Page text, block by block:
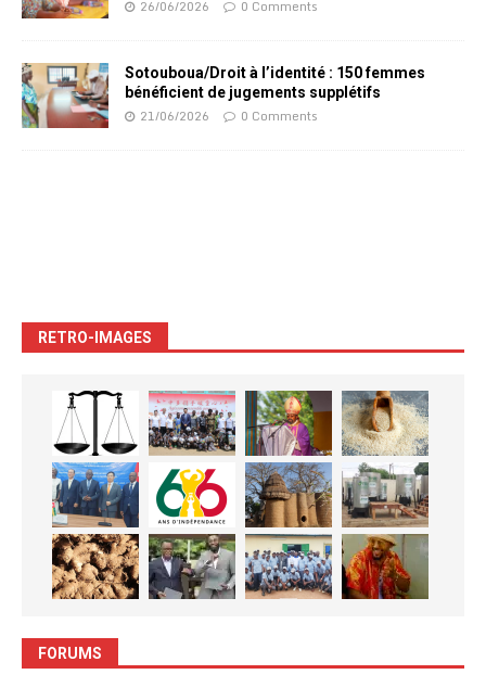
26/06/2026 0 Comments
Sotouboua/Droit à l’identité : 150 femmes
bénéficient de jugements supplétifs
21/06/2026 0 Comments
RETRO-IMAGES
FORUMS